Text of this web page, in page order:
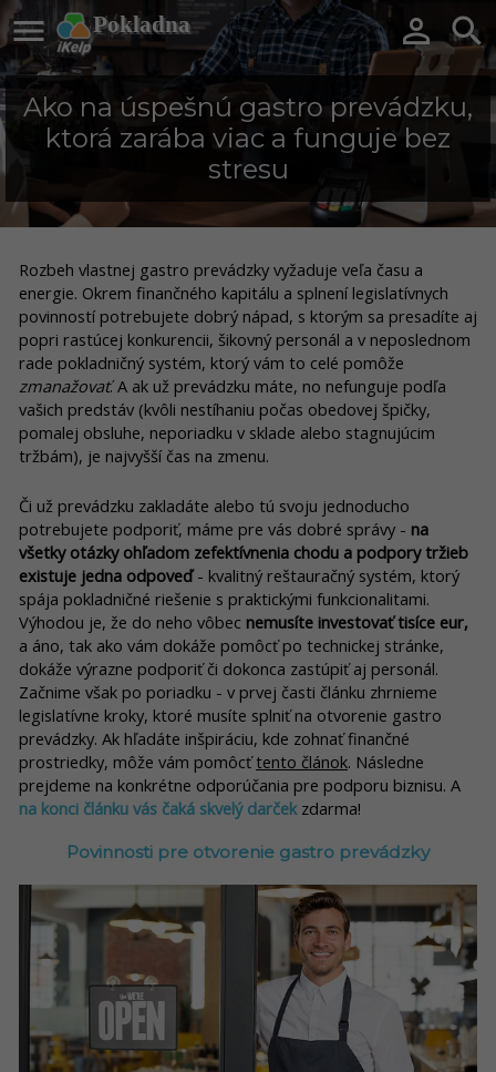
Pokladna
  
Ako na úspešnú gastro prevádzku,
ktorá zarába viac a funguje bez
stresu
Rozbeh vlastnej gastro prevádzky vyžaduje veľa času a
energie. Okrem finančného kapitálu a splnení legislatívnych
povinností potrebujete dobrý nápad, s ktorým sa presadíte aj
popri rastúcej konkurencii, šikovný personál a v neposlednom
rade pokladničný systém, ktorý vám to celé pomôže
zmanažovať. A ak už prevádzku máte, no nefunguje podľa
vašich predstáv (kvôli nestíhaniu počas obedovej špičky,
pomalej obsluhe, neporiadku v sklade alebo stagnujúcim
tržbám), je najvyšší čas na zmenu.
Či už prevádzku zakladáte alebo tú svoju jednoducho
potrebujete podporiť, máme pre vás dobré správy - na
všetky otázky ohľadom zefektívnenia chodu a podpory tržieb
existuje jedna odpoveď- kvalitný reštauračný systém, ktorý
spája pokladničné riešenie s praktickými funkcionalitami.
Výhodou je, že do neho vôbec nemusíte investovať tisíce eur,
a áno, tak ako vám dokáže pomôcť po technickej stránke,
dokáže výrazne podporiť či dokonca zastúpiť aj personál.
Začnime však po poriadku - v prvej časti článku zhrnieme
legislatívne kroky, ktoré musíte splniť na otvorenie gastro
prevádzky. Ak hľadáte inšpiráciu, kde zohnať finančné
prostriedky, môže vám pomôcťtento článok. Následne
prejdeme na konkrétne odporúčania pre podporu biznisu. A
na konci článku vás čaká skvelý darčekzdarma!
Povinnosti pre otvorenie gastro prevádzky